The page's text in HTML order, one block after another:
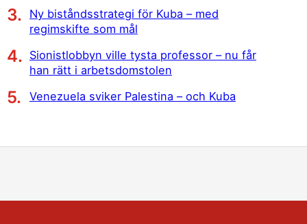
Ny biståndsstrategi för Kuba – med
regimskifte som mål
Sionistlobbyn ville tysta professor – nu får
han rätt i arbetsdomstolen
Venezuela sviker Palestina – och Kuba